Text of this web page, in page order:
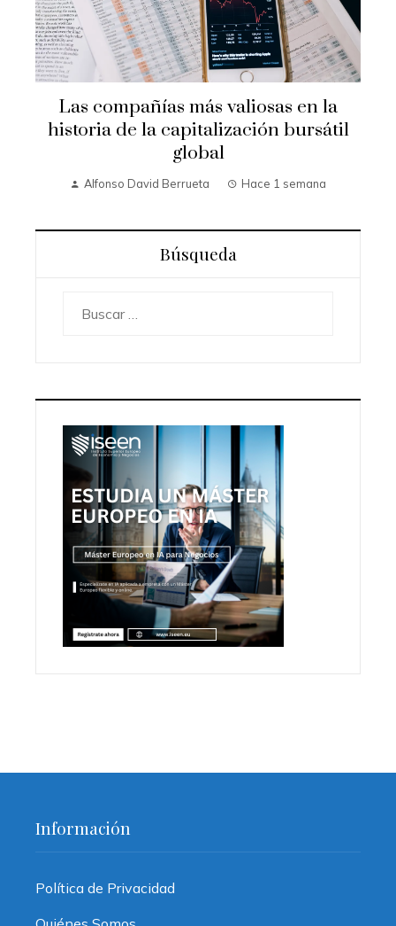
Las compañías más valiosas en la
historia de la capitalización bursátil
global
Alfonso David Berrueta Hace 1 semana
Búsqueda
Información
Política de Privacidad